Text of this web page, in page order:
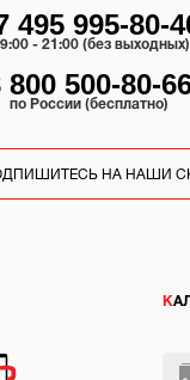
495 995-80-
- 21:00 (без выходных)
800 500-80-
по России (бесплатно)
НА НАШИ